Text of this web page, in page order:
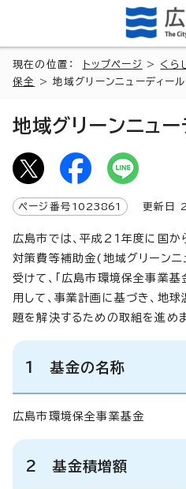
現在の位置： トップページ > くら
保全
> 地域グリーンニューディー
地域グリーンニュ
ページ番号 1023861 更新日
広島市では、平成21年度に国か
対策費等補助金(地域グリーンニ
受けて、「広島市環境保全事業基
用して、事業計画に基づき、地
題を解決するための取組を進めま
1 基金の名称
広島市環境保全事業基金
2 基金積増額